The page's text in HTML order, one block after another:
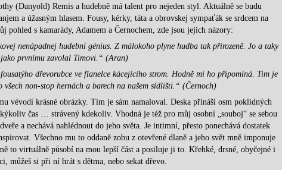
(Danyold) Remis a hudebně má talent pro nejeden styl. Aktuálně se budu
a úžasným hlasem. Fousy, kérky, táta a obrovskej sympaťák se srdcem na
s kamarády, Adamem a Černochem, zde jsou jejich názory:
nenápadnej hudební génius. Z málokoho plyne hudba tak přirozeně. Jo a taky
jako prvnímu zavolal Timovi.“ (Aran)
dřevorubce ve flanelce kácejícího strom. Hodně mi ho připomíná. Tim je
non-stop hernách a barech na našem sídlišti.“ (Černoch)
vévodí krásné obrázky. Tim je sám namaloval. Deska přináší osm poklidných
čas … strávený kdekoliv. Vhodná je též pro můj osobní „souboj“ se sebou
a nechává nahlédnout do jeho světa. Je intimní, přesto ponechává dostatek
Všechno mu to oddaně zobu z otevřené dlaně a jeho svět mně imponuje
to virtuálně působí na mou lepší část a posiluje ji to. Křehké, drsné, obyčejné i
můžeš si při ní hrát s dětma, nebo sekat dřevo.